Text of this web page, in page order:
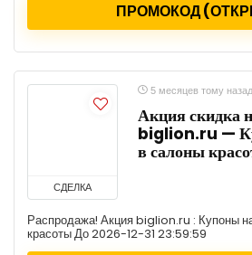
ПРОМОКОД
СДЕЛКА
5 месяцев тому назад
Акция скидка
biglion.ru —
в салоны
Распродажа! Акция biglion.ru : Купоны
красоты До 2026-12-31 23:59:59